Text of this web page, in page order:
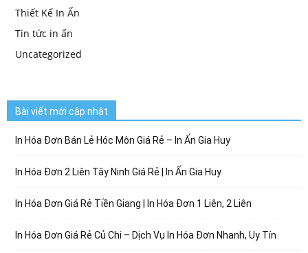
Thiết Kế In Ấn
Tin tức in ấn
Uncategorized
Bài viết mới cập nhật
In Hóa Đơn Bán Lẻ Hóc Môn Giá Rẻ – In Ấn Gia Huy
In Hóa Đơn 2 Liên Tây Ninh Giá Rẻ | In Ấn Gia Huy
In Hóa Đơn Giá Rẻ Tiền Giang | In Hóa Đơn 1 Liên, 2 Liên
In Hóa Đơn Giá Rẻ Củ Chi – Dịch Vụ In Hóa Đơn Nhanh, Uy Tín